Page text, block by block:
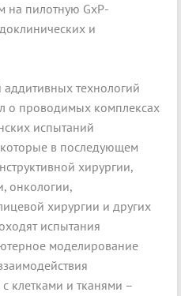
на пилотную GxP-
и
технологий
о проводимых комплексах
испытаний
в последующем
хирургии,
онкологии,
хирургии и других
испытания
моделирование
клетками и тканями –